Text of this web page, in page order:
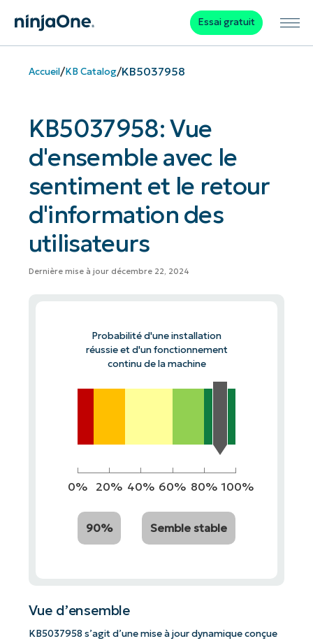
Essai gratuit
Accueil/KB Catalog/KB5037958
KB5037958: Vue
d'ensemble avec le
sentiment et le retour
d'information des
utilisateurs
Dernière mise à jour décembre 22, 2024
Probabilité d'une installation
réussie et d'un fonctionnement
continu de la machine
0% 20% 40% 60% 80% 100%
90% Semble stable
Vue d’ensemble
KB5037958 s’agit d’une mise à jour dynamique conçue